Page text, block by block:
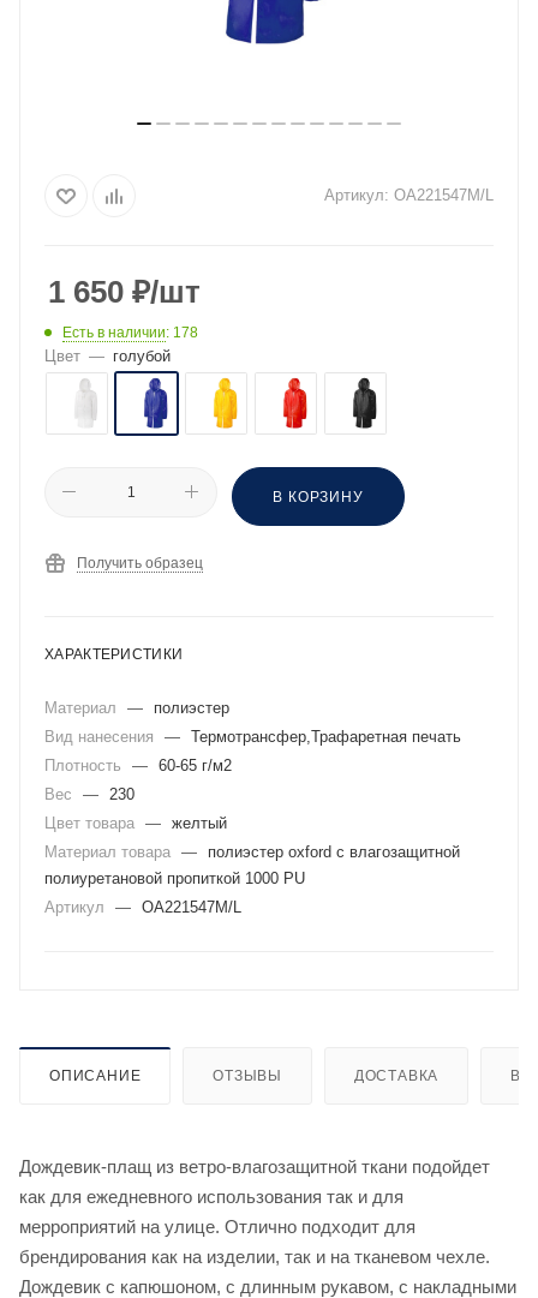
Артикул: OA221547M/L
1 650 ₽/шт
Есть в наличии: 178
Цвет — голубой
В КОРЗИНУ
Получить образец
ХАРАКТЕРИСТИКИ
Материал —
полиэстер
Вид нанесения
— Термотрансфер,Трафаретная печать
Плотность
— 60-65 г/м2
Вес
—
230
Цвет товара — желтый
Материал товара —
полиэстер oxford с влагозащитной
полиуретановой пропиткой 1000 PU
Артикул
— OA221547M/L
ОПИСАНИЕ ОТЗЫВЫ ДОСТАВКА
Дождевик-плащ из ветро-влагозащитной ткани подойдет
как для ежедневного использования так и для
мерроприятий на улице. Отлично подходит для
брендирования как на изделии, так и на тканевом чехле.
Дождевик с капюшоном, с длинным рукавом, с накладными